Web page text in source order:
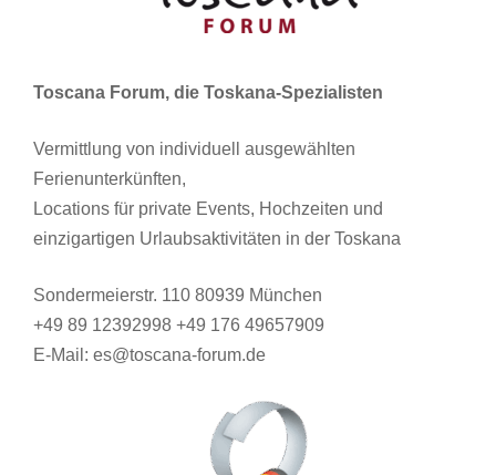
Toscana Forum, die Toskana-Spezialisten
Vermittlung von individuell ausgewählten
Ferienunterkünften,
Locations für private Events, Hochzeiten und
einzigartigen Urlaubsaktivitäten in der Toskana
Sondermeierstr. 110 80939 München
+49 89 12392998 +49 176 49657909
E-Mail: es@toscana-forum.de